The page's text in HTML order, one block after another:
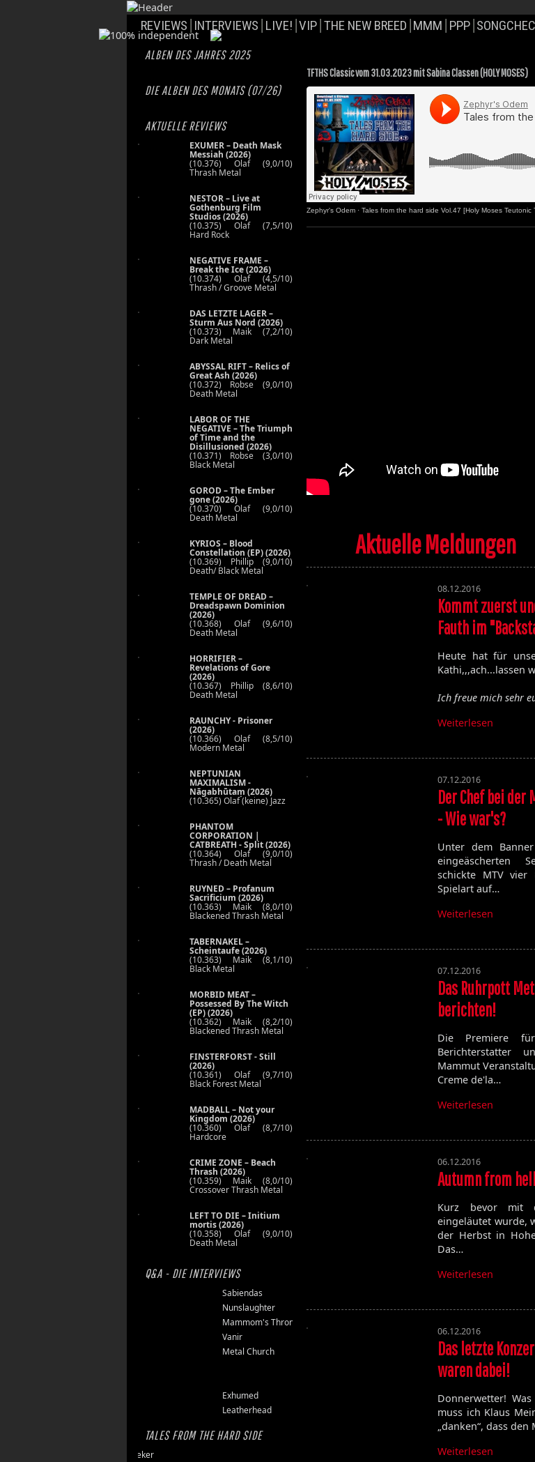
REVIEWS INTERVIEWS LIVE! VIP THE NEW BREED MMM PPP
ALBEN DES JAHRES 2025
DIE ALBEN DES MONATS (07/26)
AKTUELLE REVIEWS
EXUMER – Death Mask
Messiah (2026)
(10.376) Olaf (9,0/10)
Thrash Metal
NESTOR – Live at
Gothenburg Film
Studios (2026)
(10.375) Olaf (7,5/10)
Hard Rock
NEGATIVE FRAME –
Break the Ice (2026)
(10.374) Olaf (4,5/10)
Thrash / Groove Metal
DAS LETZTE LAGER –
Sturm Aus Nord (2026)
(10.373) Maik (7,2/10)
Dark Metal
ABYSSAL RIFT – Relics of
Great Ash (2026)
(10.372) Robse (9,0/10)
Death Metal
LABOR OF THE
NEGATIVE – The Triumph
of Time and the
Disillusioned (2026)
(10.371) Robse (3,0/10)
Black Metal
GOROD – The Ember
gone (2026)
(10.370) Olaf (9,0/10)
Death Metal
KYRIOS – Blood
Constellation (EP) (2026)
(10.369) Phillip (9,0/10)
Death/ Black Metal
TEMPLE OF DREAD –
Dreadspawn Dominion
(2026)
(10.368) Olaf (9,6/10)
Death Metal
HORRIFIER –
Revelations of Gore
(2026)
(10.367) Phillip (8,6/10)
Death Metal
RAUNCHY - Prisoner
(2026)
(10.366) Olaf (8,5/10)
Modern Metal
NEPTUNIAN
MAXIMALISM -
Nāgabhūtaṃ (2026)
(10.365) Olaf (keine) Jazz
PHANTOM
CORPORATION |
CATBREATH - Split (2026)
(10.364) Olaf (9,0/10)
Thrash / Death Metal
RUYNED – Profanum
Sacrificium (2026)
(10.363) Maik (8,0/10)
Blackened Thrash Metal
TABERNAKEL –
Scheintaufe (2026)
(10.363) Maik (8,1/10)
Black Metal
MORBID MEAT –
Possessed By The Witch
(EP) (2026)
(10.362) Maik (8,2/10)
Blackened Thrash Metal
FINSTERFORST - Still
(2026)
(10.361) Olaf (9,7/10)
Black Forest Metal
MADBALL – Not your
Kingdom (2026)
(10.360) Olaf (8,7/10)
Hardcore
CRIME ZONE – Beach
Thrash (2026)
(10.359) Maik (8,0/10)
Crossover Thrash Metal
LEFT TO DIE – Initium
mortis (2026)
(10.358) Olaf (9,0/10)
Death Metal
Q&A - DIE INTERVIEWS
Sabiendas
Nunslaughter
Mammom's Throne
Vanir
Metal Church
Exhumed
Leatherhead
TALES FROM THE HARD SIDE
Endseeker
TFTHS Classic vom 31.03.2023 mit Sabina Classen (HOLY MOSES)
Zephyr's Odem · Tales from the hard side Vol.47 [Holy Moses Teutonic
Aktuelle Meldungen
08.12.2016
Kommt zuerst
Fauth im
Heute hat für
Kathi,,,ach...lassen
Ich freue mich sehr
Weiterlesen
07.12.2016
Der Chef bei der
- Wie war's?
Unter dem
eingeäscherten
schickte MTV vier
Spielart auf…
Weiterlesen
07.12.2016
Das Ruhrpott
berichten!
Die Premiere
Berichterstatter
Mammut
Creme de'la…
Weiterlesen
06.12.2016
Autumn from
Kurz bevor mit
eingeläutet wurde,
der Herbst in
Das…
Weiterlesen
06.12.2016
Das letzte
waren dabei!
Donnerwetter!
muss ich Klaus
„danken“, dass
Weiterlesen